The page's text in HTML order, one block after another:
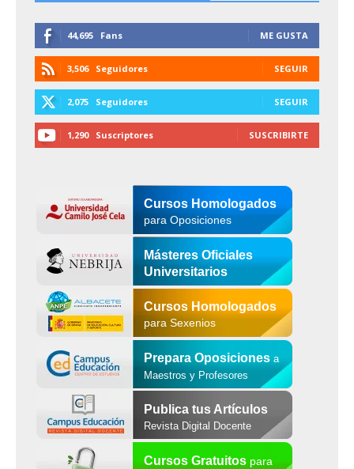
44,695 Fans ME GUSTA
3,506 Seguidores SEGUIR
2,075 Seguidores SEGUIR
1,290 Suscriptores SUSCRIBIRTE
Cursos Homologados
para Oposiciones
Másteres Oficiales
Universitarios
Cursos Homologados
para Sexenios
Prepara Oposiciones a
Maestros y Profesores
Publica tus Artículos
Revista Digital Docente
Cursos Gratuitospara